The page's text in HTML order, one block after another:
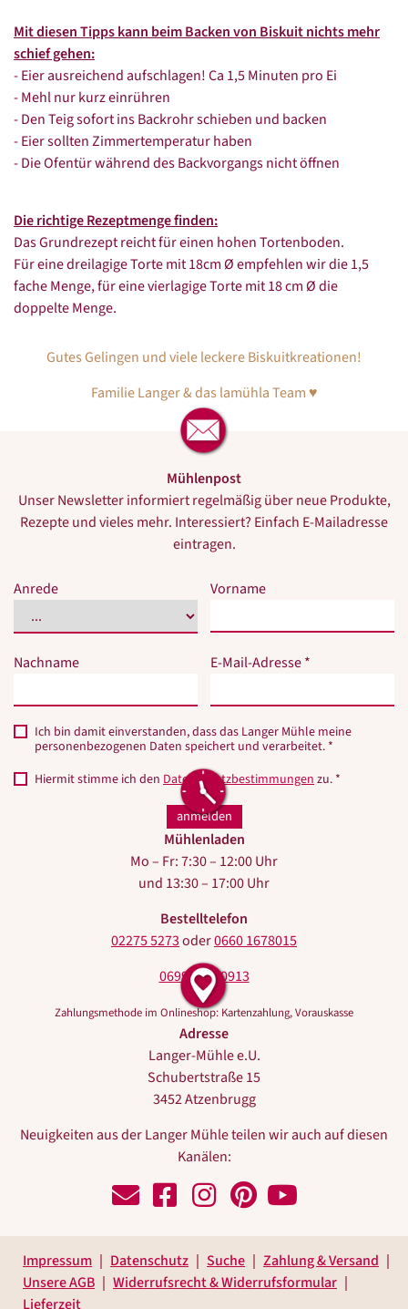
Mit diesen Tipps kann beim Backen von Biskuit nichts mehr
schief gehen:
- Eier ausreichend aufschlagen! Ca 1,5 Minuten pro Ei
- Mehl nur kurz einrühren
- Den Teig sofort ins Backrohr schieben und backen
- Eier sollten Zimmertemperatur haben
- Die Ofentür während des Backvorgangs nicht öffnen
Die richtige Rezeptmenge finden:
Das Grundrezept reicht für einen hohen Tortenboden.
Für eine dreilagige Torte mit 18cm Ø empfehlen wir die 1,5
fache Menge, für eine vierlagige Torte mit 18 cm Ø die
doppelte Menge.
Gutes Gelingen und viele leckere Biskuitkreationen!
Familie Langer & das lamühla Team ♥
Mühlenpost
Unser Newsletter informiert regelmäßig über neue Produkte,
Rezepte und vieles mehr. Interessiert? Einfach E-Mailadresse
eintragen.
Bitte
Feld
nicht
Bitte
Feld
nicht
Anrede Vorname
Nachname E-Mail-Adresse *
Ich bin damit einverstanden, dass das Langer Mühle meine
personenbezogenen Daten speichert und verarbeitet. *
Hiermit stimme ich den Datenschutzbestimmungenzu. *
Mühlenladen
Mo – Fr: 7:30 – 12:00 Uhr
und 13:30 – 17:00 Uhr
Bestelltelefon
02275 5273oder0660 1678015
0699 10440913
Zahlungsmethode im Onlineshop: Kartenzahlung, Vorauskasse
Adresse
Langer-Mühle e.U.
Schubertstraße 15
3452 Atzenbrugg
Neuigkeiten aus der Langer Mühle teilen wir auch auf diesen
Kanälen:
Impressum
Datenschutz Suche
Zahlung & Versand
Unsere AGB
Widerrufsrecht & Widerrufsformular
Lieferzeit